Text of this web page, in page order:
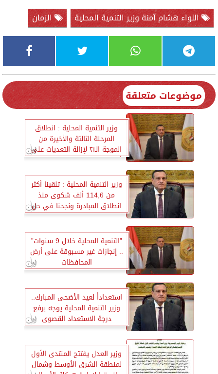
اللواء هشام آمنة وزير التنمية المحلية
الزمان
موضوعات متعلقة
وزير التنمية المحلية : انطلاق
المرحلة الثالثة والأخيرة من
الموجة الـ٢١ لإزالة التعديات على
أراضي الدولة اليوم بالمحافظات
وزير التنمية المحلية : تلقينا أكثر
من 114,6 ألف شكوى منذ
انطلاق المبادرة ونجحنا في حل
97,7%
”التنمية المحلية خلال 9 سنوات”
.. إنجازات غير مسبوقة على أرض
المحافظات
استعداداً لعيد الأضحى المبارك..
وزير التنمية المحلية يوجه برفع
درجة الاستعداد القصوى
بالمحافظات
وزير العدل يفتتح المنتدى الأول
لمنطقة الشرق الأوسط وشمال